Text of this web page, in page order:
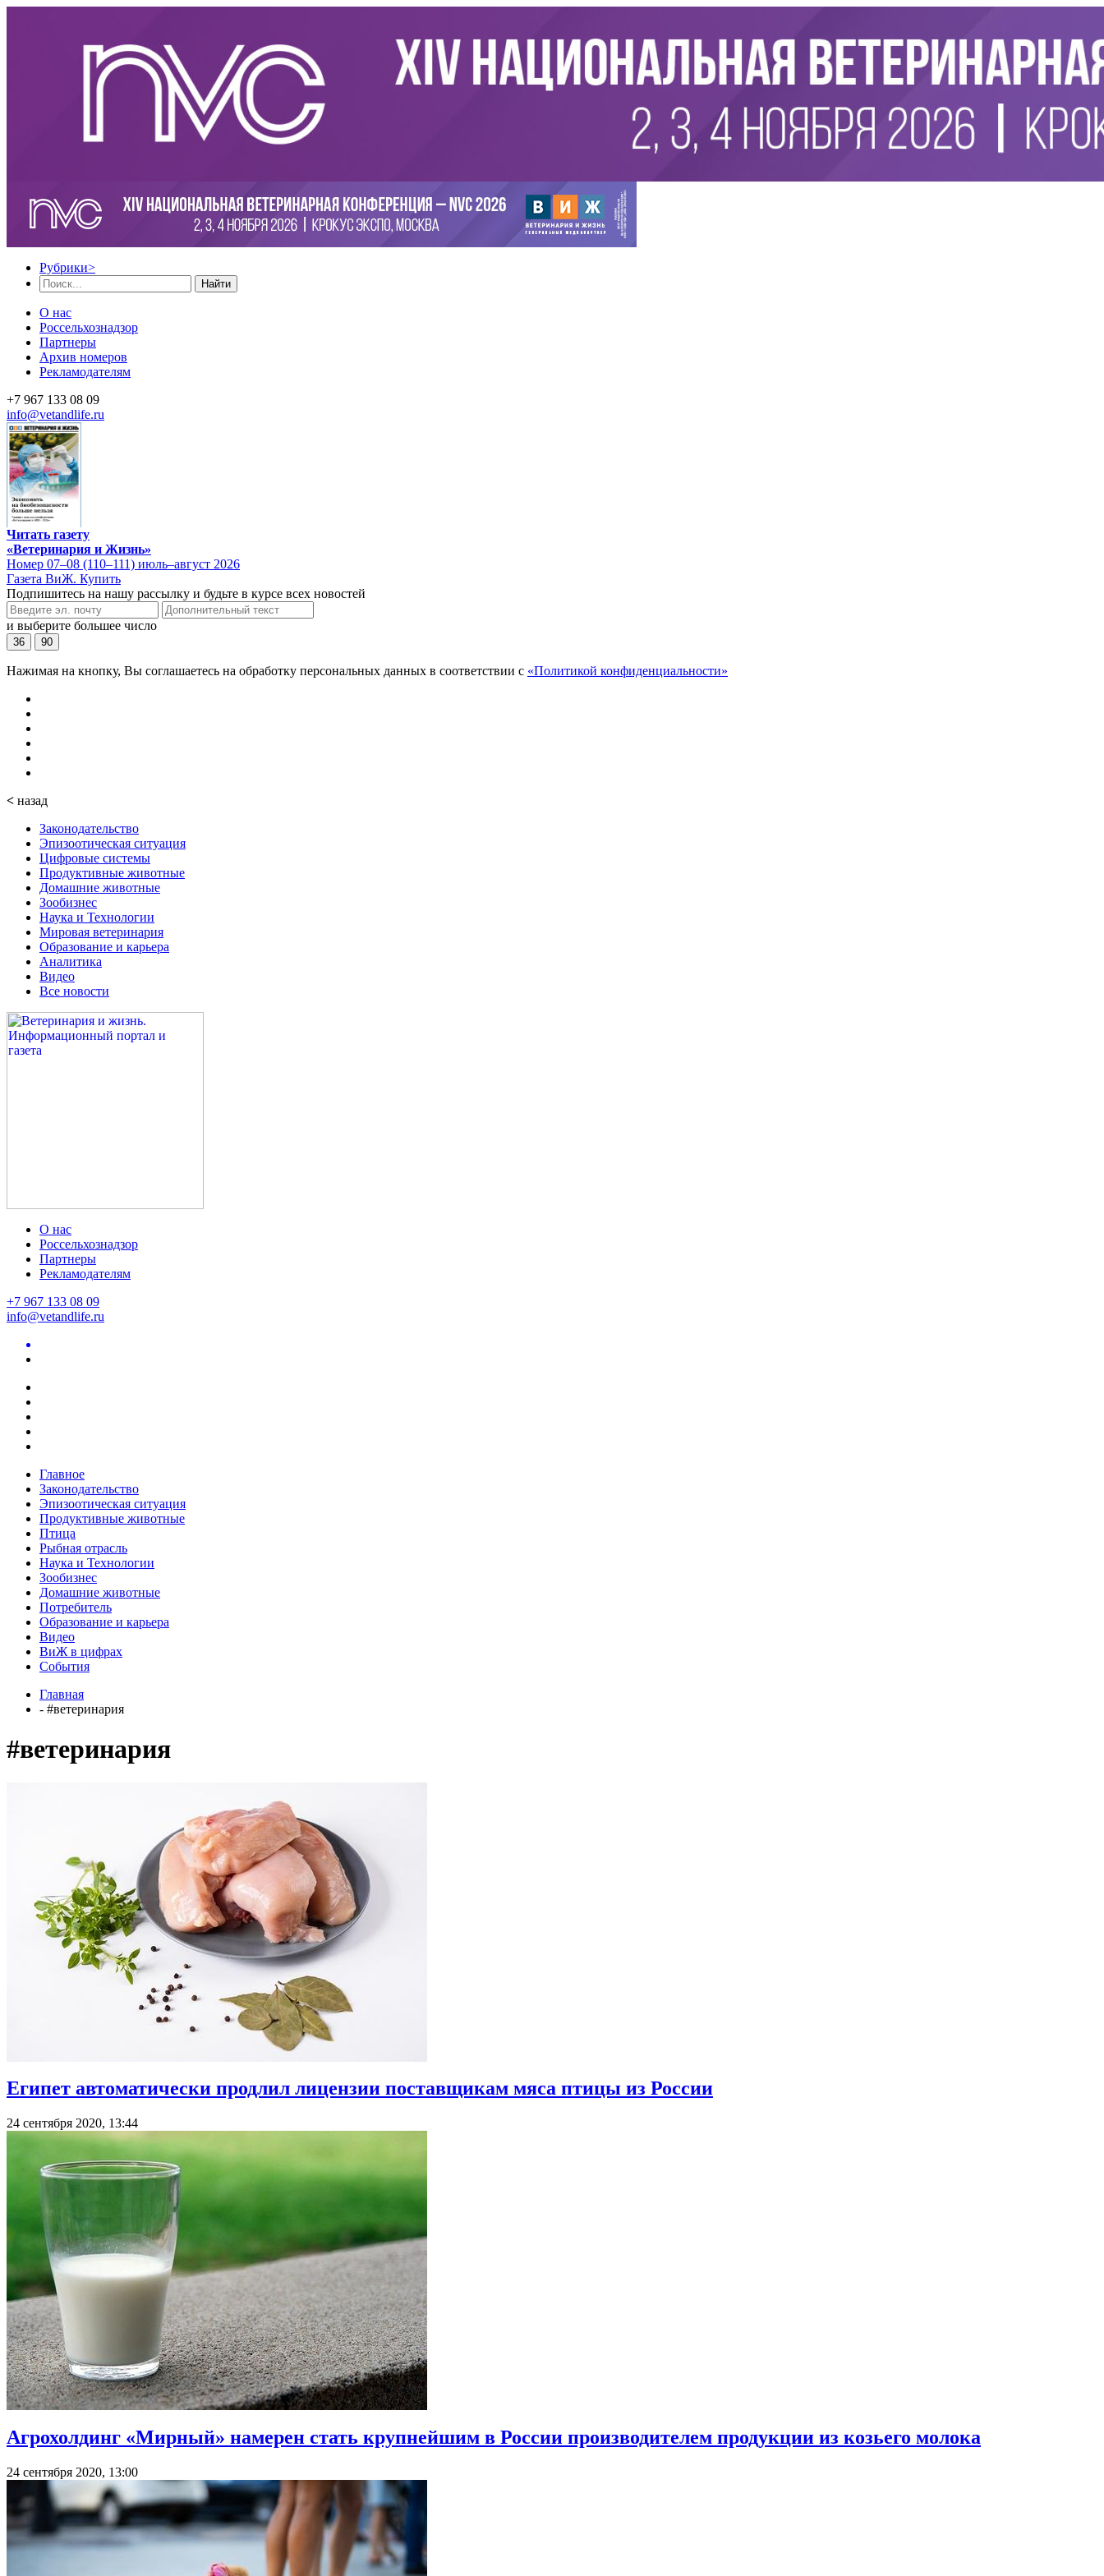
Рубрики>
Найти
О нас
Россельхознадзор
Партнеры
Архив номеров
Рекламодателям
+7 967 133 08 09
info@vetandlife.ru
Читать газету
«Ветеринария и Жизнь»
Номер 07–08 (110–111) июль–август 2026
Газета ВиЖ. Купить
Подпишитесь на нашу рассылку и будьте в курсе всех новостей
и выберите большее число
36 90
Нажимая на кнопку, Вы соглашаетесь на обработку персональных данных в соответствии с «Политикой конфиденциальности»
< назад
Законодательство
Эпизоотическая ситуация
Цифровые системы
Продуктивные животные
Домашние животные
Зообизнес
Наука и Технологии
Мировая ветеринария
Образование и карьера
Аналитика
Видео
Все новости
О нас
Россельхознадзор
Партнеры
Рекламодателям
+7 967 133 08 09
info@vetandlife.ru
Главное
Законодательство
Эпизоотическая ситуация
Продуктивные животные
Птица
Рыбная отрасль
Наука и Технологии
Зообизнес
Домашние животные
Потребитель
Образование и карьера
Видео
ВиЖ в цифрах
События
Главная
- #ветеринария
#ветеринария
Египет автоматически продлил лицензии поставщикам мяса птицы из России
24 сентября 2020, 13:44
Агрохолдинг «Мирный» намерен стать крупнейшим в России производителем продукции из козьего молока
24 сентября 2020, 13:00